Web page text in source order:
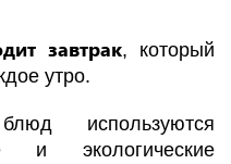
завтрак, который
утро.
используются
и экологические